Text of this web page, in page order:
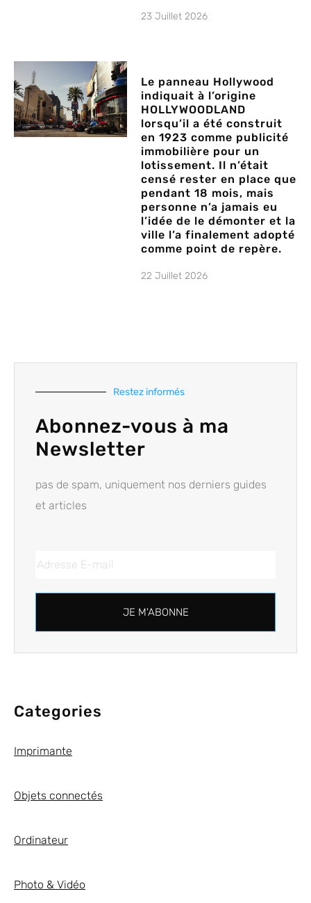
23 Juillet 2026
Le panneau Hollywood
indiquait à l’origine
HOLLYWOODLAND
lorsqu’il a été construit
en 1923 comme publicité
immobilière pour un
lotissement. Il n’était
censé rester en place que
pendant 18 mois, mais
personne n’a jamais eu
l’idée de le démonter et la
ville l’a finalement adopté
comme point de repère.
22 Juillet 2026
Restez informés
Abonnez-vous à ma
Newsletter
pas de spam, uniquement nos derniers guides
et articles
JE M'ABONNE
Categories
Imprimante
Objets connectés
Ordinateur
Photo & Vidéo